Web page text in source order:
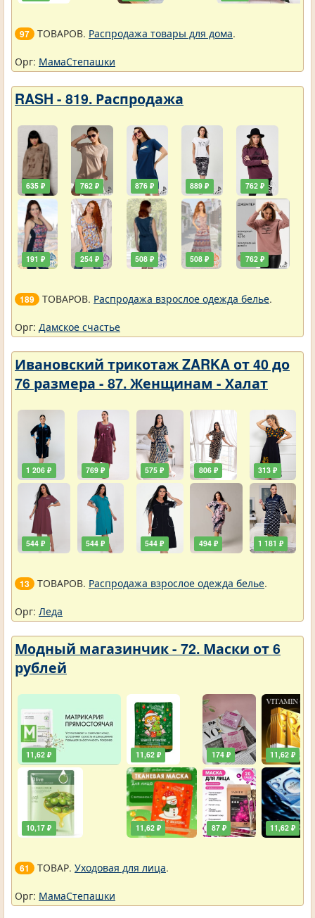
97 ТОВАРОВ. Распродажа товары для дома.
Орг: МамаСтепашки
RASH - 819. Распродажа
635 ₽
191 ₽
762 ₽
254 ₽
876 ₽
508 ₽
889 ₽
508 ₽
762 ₽
762 ₽
189 ТОВАРОВ. Распродажа взрослое одежда белье.
Орг: Дамское счастье
Ивановский трикотаж ZARKA от 40 до
76 размера - 87. Женщинам - Халат
1 206 ₽
544 ₽
769 ₽
544 ₽
575 ₽
544 ₽
806 ₽
494 ₽
313 ₽
1 181 ₽
13 ТОВАРОВ. Распродажа взрослое одежда белье.
Орг: Леда
Модный магазинчик - 72. Маски от 6
рублей
11,62 ₽
10,17 ₽
11,62 ₽
11,62 ₽
174 ₽
87 ₽
11,62 ₽
11,62 ₽
61 ТОВАР. Уходовая для лица.
Орг: МамаСтепашки